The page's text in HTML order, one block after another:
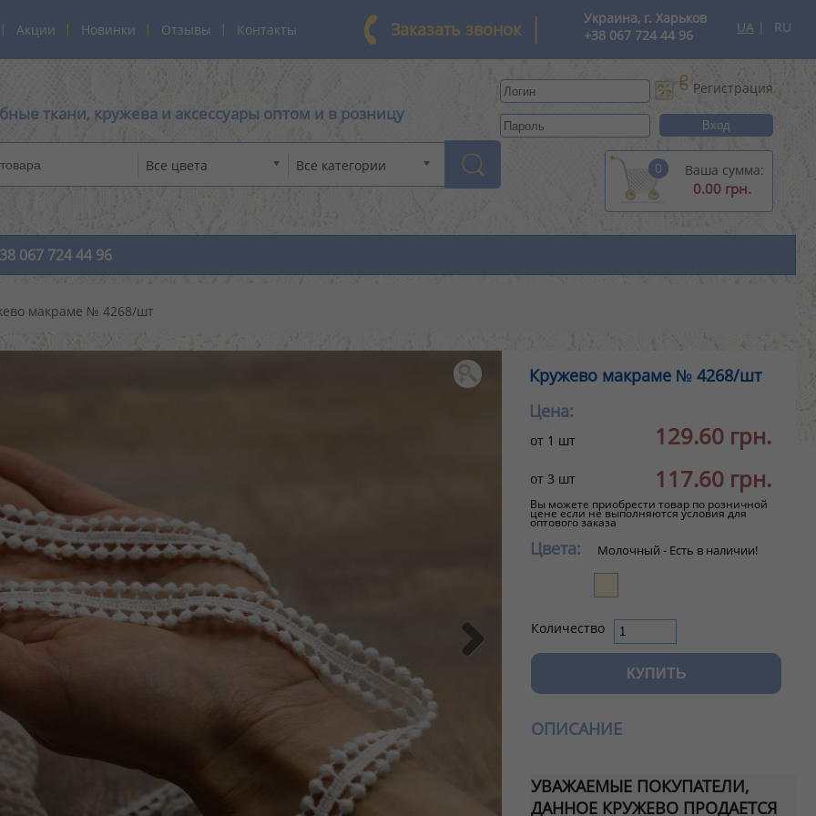
Акции Новинки Отзывы Контакты RU
UA
Украина, г. Харьков
+38 067 724 44 96
Заказать звонок
ткани, кружева и аксессуары оптом и в розницу
Все цвета Все категории
Регистрация
0 Ваша сумма:
0.00 грн.
067 724 44 96
макраме № 4268/шт

Кружево макраме № 4268/шт
Цена:
от 1 шт 129.60 грн.
от 3 шт 117.60 грн.
Вы можете приобрести товар по розничной
цене если не выполняются условия для
оптового заказа
Цвета: Молочный - Есть в наличии!
Количество
ОПИСАНИЕ
УВАЖАЕМЫЕ ПОКУПАТЕЛИ,
ДАННОЕ КРУЖЕВО ПРОДАЕТСЯ